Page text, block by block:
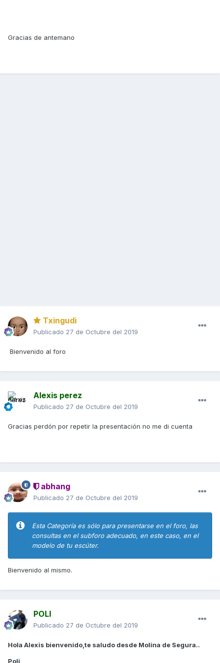
Gracias de antemano
Txingudi
Publicado 27 de Octubre del 2019
Bienvenido al foro
Alexis perez
Publicado 27 de Octubre del 2019
Gracias perdón por repetir la presentación no me di cuenta
abhang
Publicado 27 de Octubre del 2019
Esta Categoría es sólo para presentarse en el foro, las
consultas en el subforo adecuado, en este caso, en el
modelo de tu escúter.
Bienvenido al mismo.
POLI
Publicado 27 de Octubre del 2019
Hola Alexis bienvenido,te saludo desde Molina de Segura..
Poli